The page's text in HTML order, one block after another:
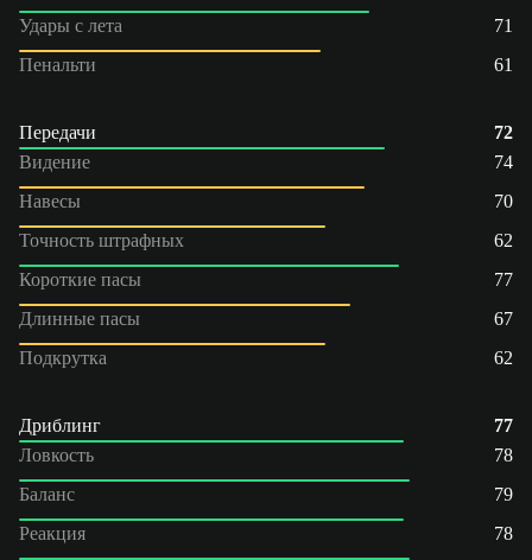
Удары с лета
71
Пенальти
61
Передачи
72
Видение
74
Навесы
70
Точность штрафных
62
Короткие пасы
77
Длинные пасы
67
Подкрутка
62
Дриблинг
77
Ловкость
78
Баланс
79
Реакция
78